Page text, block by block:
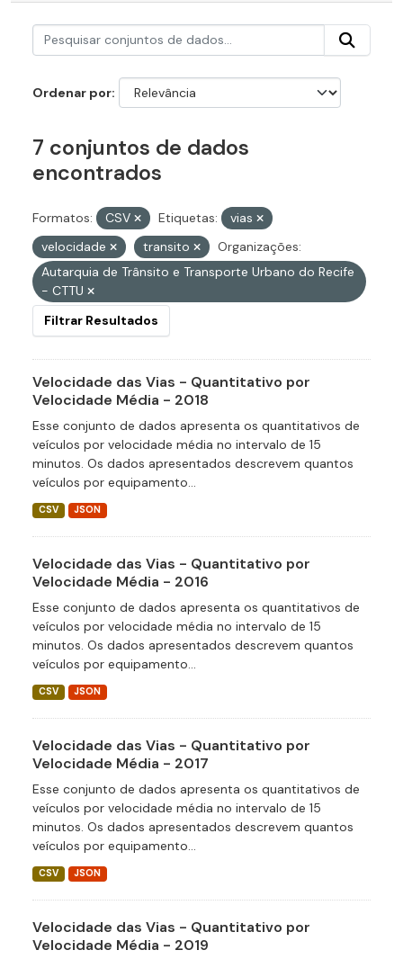
Ordenar por
7 conjuntos de dados
encontrados
Formatos: CSV Etiquetas:
vias
velocidade
transito
Organizações:
Autarquia de Trânsito e Transporte Urbano do Recife
- CTTU
Filtrar Resultados
Velocidade das Vias - Quantitativo por
Velocidade Média - 2018
Esse conjunto de dados apresenta os quantitativos de
veículos por velocidade média no intervalo de 15
minutos. Os dados apresentados descrevem quantos
veículos por equipamento...
CSV JSON
Velocidade das Vias - Quantitativo por
Velocidade Média - 2016
Esse conjunto de dados apresenta os quantitativos de
veículos por velocidade média no intervalo de 15
minutos. Os dados apresentados descrevem quantos
veículos por equipamento...
CSV JSON
Velocidade das Vias - Quantitativo por
Velocidade Média - 2017
Esse conjunto de dados apresenta os quantitativos de
veículos por velocidade média no intervalo de 15
minutos. Os dados apresentados descrevem quantos
veículos por equipamento...
CSV JSON
Velocidade das Vias - Quantitativo por
Velocidade Média - 2019